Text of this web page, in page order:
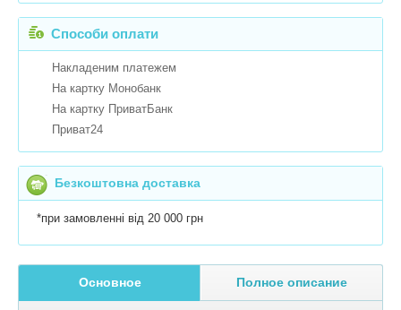
Способи оплати
Накладеним платежем
На картку Монобанк
На картку ПриватБанк
Приват24
Безкоштовна доставка
*при замовленні від 20 000 грн
Основное Полное описание